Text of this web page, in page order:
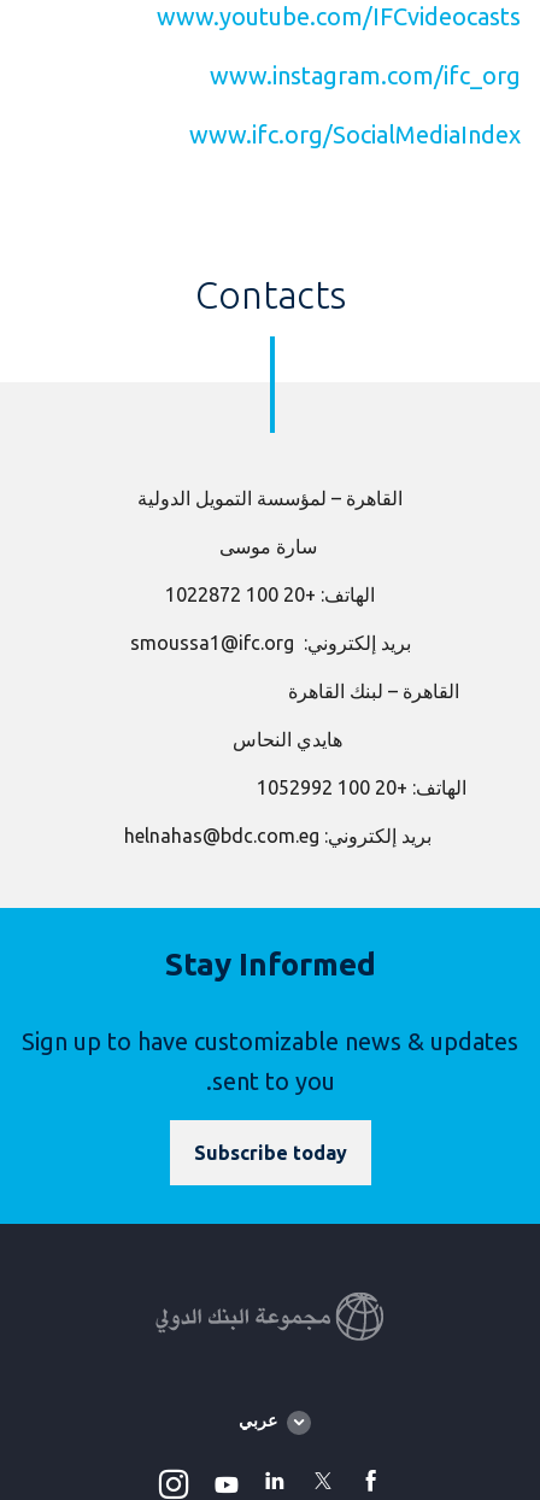
www.youtube.com/IFCvideocasts
www.instagram.com/ifc_org
www.ifc.org/SocialMediaIndex
Contacts
القاهرة – لمؤسسة التمويل الدولية
سارة موسى
الهاتف: +20 100 1022872
بريد إلكتروني:
القاهرة – لبنك القاهرة
هايدي النحاس
الهاتف: +20 100 1052992
بريد إلكتروني: helnahas@bdc.com.eg
Stay Informed
Sign up to have customizable news & updates
sent to you.
Subscribe today
Global
language
عربي
facebook
Twitter
Linkedin
Youtube